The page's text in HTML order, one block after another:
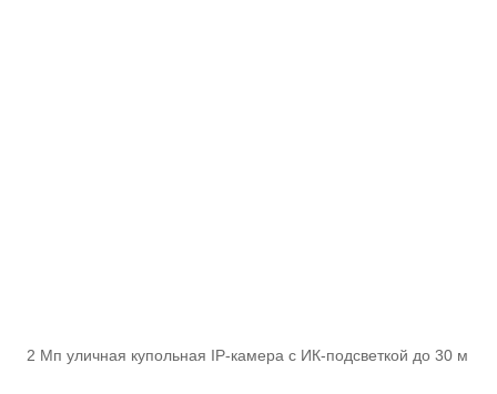
2 Мп уличная купольная IP-камера с ИК-подсветкой до 30 м